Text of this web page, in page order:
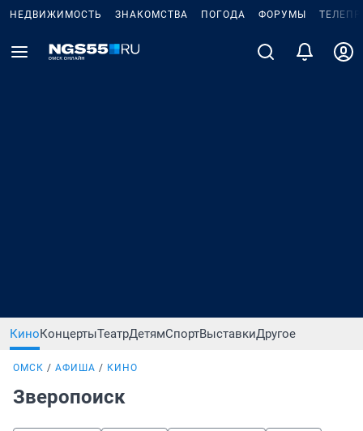
НЕДВИЖИМОСТЬ ЗНАКОМСТВА ПОГОДА ФОРУМЫ
КиноКонцертыТеатрДетямСпортВыставкиДругое
ОМСК АФИША КИНО
Зверопоиск